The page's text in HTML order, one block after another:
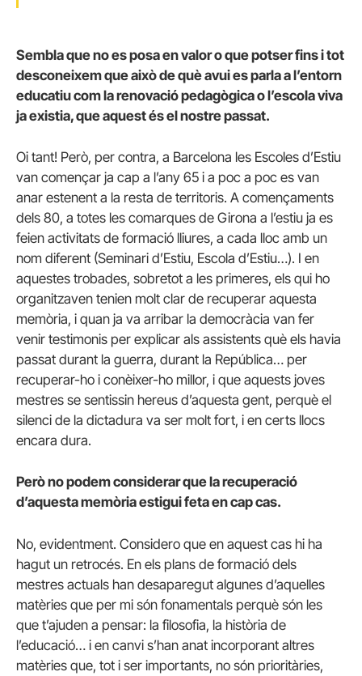
Sembla que no es posa en valor o que potser fins i tot
desconeixem que això de què avui es parla a l’entorn
educatiu com la renovació pedagògica o l’escola viva
ja existia, que aquest és el nostre passat.
Oi tant! Però, per contra, a Barcelona les Escoles d’Estiu
van començar ja cap a l’any 65 i a poc a poc es van
anar estenent a la resta de territoris. A començaments
dels 80, a totes les comarques de Girona a l’estiu ja es
feien activitats de formació lliures, a cada lloc amb un
nom diferent (Seminari d’Estiu, Escola d’Estiu…). I en
aquestes trobades, sobretot a les primeres, els qui ho
organitzaven tenien molt clar de recuperar aquesta
memòria, i quan ja va arribar la democràcia van fer
venir testimonis per explicar als assistents què els havia
passat durant la guerra, durant la República… per
recuperar-ho i conèixer-ho millor, i que aquests joves
mestres se sentissin hereus d’aquesta gent, perquè el
silenci de la dictadura va ser molt fort, i en certs llocs
encara dura.
Però no podem considerar que la recuperació
d’aquesta memòria estigui feta en cap cas.
No, evidentment. Considero que en aquest cas hi ha
hagut un retrocés. En els plans de formació dels
mestres actuals han desaparegut algunes d’aquelles
matèries que per mi són fonamentals perquè són les
que t’ajuden a pensar: la filosofia, la història de
l’educació… i en canvi s’han anat incorporant altres
matèries que, tot i ser importants, no són prioritàries,